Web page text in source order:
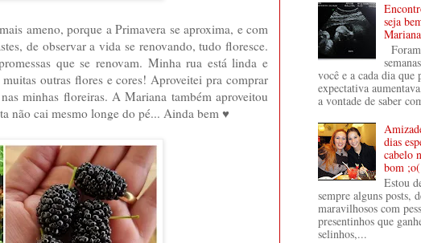
ameno, porque a Primavera se aproxima, e com
de observar a vida se renovando, tudo floresce.
que se renovam. Minha rua está linda e
outras flores e cores! Aproveitei pra comprar
minhas floreiras. A Mariana também aproveitou
não cai mesmo longe do pé... Ainda bem ♥
seja
você e a cada dia que
expectativa
a vontade de saber
dias
cabelo
bom ;o(
Estou
sempre alguns posts,
maravilhosos com
presentinhos que
selinhos,...